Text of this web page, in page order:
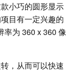
小巧的圆形显示
目有一定兴趣的
率为 360 x 360 像
，从而可以快速